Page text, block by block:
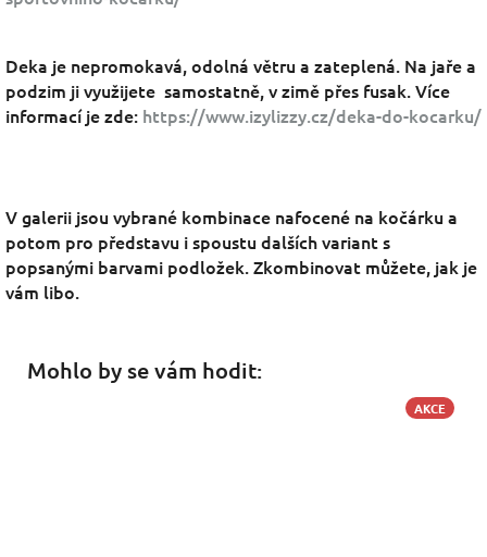
Deka je nepromokavá, odolná větru a zateplená. Na jaře a
podzim ji využijete samostatně, v zimě přes fusak. Více
informací je zde: https://www.izylizzy.cz/deka-do-kocarku/
V galerii jsou vybrané kombinace nafocené na kočárku a
potom pro představu i spoustu dalších variant s
popsanými barvami podložek. Zkombinovat můžete, jak je
vám libo.
Mohlo by se vám hodit:
AKCE